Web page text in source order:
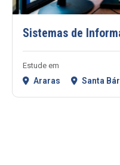
Sistemas de
Estude em
Araras Santa